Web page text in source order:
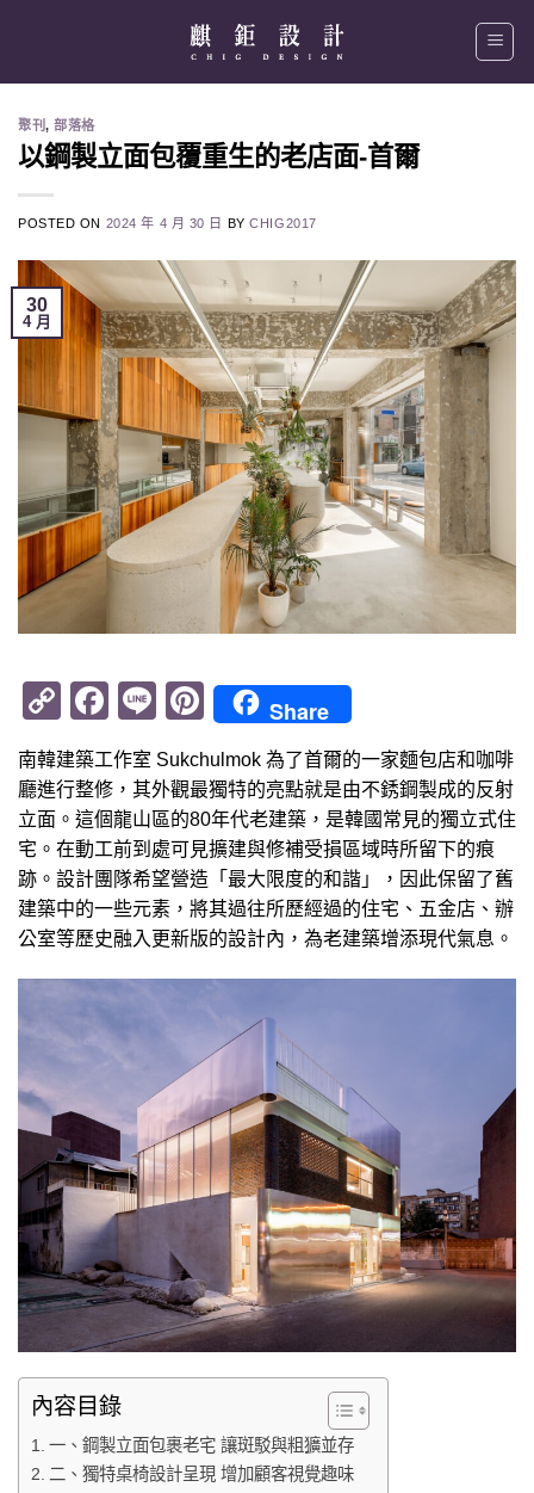
聚刊,部落格
以鋼製立面包覆重生的老店面-首爾
POSTED ON 2024 年 4 月 30 日 BYCHIG2017
30
4 月
Copy
Link
Facebook
LinePinterest
Share
南韓建築工作室 Sukchulmok 為了首爾的一家麵包店和咖啡
廳進行整修，其外觀最獨特的亮點就是由不銹鋼製成的反射
立面。這個龍山區的80年代老建築，是韓國常見的獨立式住
宅。在動工前到處可見擴建與修補受損區域時所留下的痕
跡。設計團隊希望營造「最大限度的和諧」，因此保留了舊
建築中的一些元素，將其過往所歷經過的住宅、五金店、辦
公室等歷史融入更新版的設計內，為老建築增添現代氣息。
內容目錄
一、鋼製立面包裹老宅 讓斑駁與粗獷並存
二、獨特桌椅設計呈現 增加顧客視覺趣味